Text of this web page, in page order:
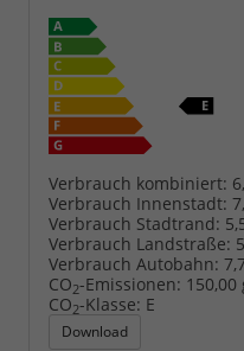
Verbrauch kombiniert:
Verbrauch Innenstadt:
Verbrauch Stadtrand:
Verbrauch Landstraße:
Verbrauch Autobahn:
CO2-Emissionen: 150,00
CO2-Klasse: E
Download